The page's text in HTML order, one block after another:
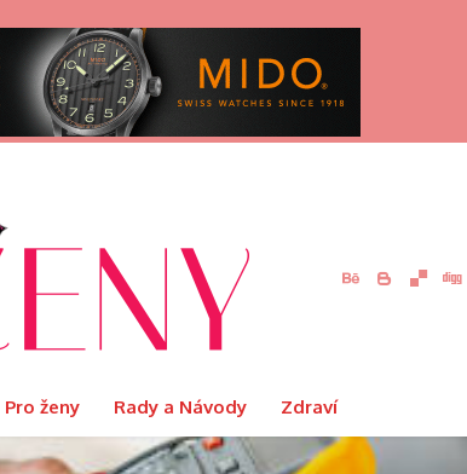
vůní Orientu
Pro ženy Rady a Návody Zdraví